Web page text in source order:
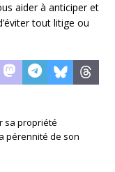
aider à anticiper et
tout litige ou
sa propriété
pérennité de son